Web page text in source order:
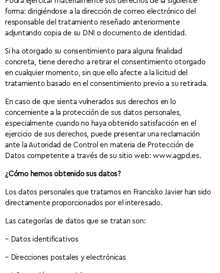
forma: dirigiéndose a la dirección de correo electrónico del
responsable del tratamiento reseñado anteriormente
adjuntando copia de su DNI o documento de identidad.
Si ha otorgado su consentimiento para alguna finalidad
concreta, tiene derecho a retirar el consentimiento otorgado
en cualquier momento, sin que ello afecte a la licitud del
tratamiento basado en el consentimiento previo a su retirada.
En caso de que sienta vulnerados sus derechos en lo
concerniente a la protección de sus datos personales,
especialmente cuando no haya obtenido satisfacción en el
ejercicio de sus derechos, puede presentar una reclamación
ante la Autoridad de Control en materia de Protección de
Datos competente a través de su sitio web: www.agpd.es.
¿Cómo hemos obtenido sus datos?
Los datos personales que tratamos en Francisko Javier han sido
directamente proporcionados por el interesado.
Las categorías de datos que se tratan son:
– Datos identificativos
– Direcciones postales y electrónicas